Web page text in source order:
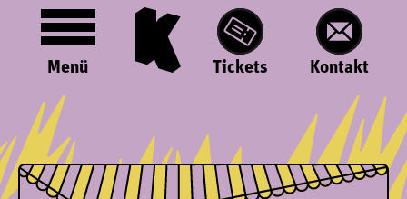
Menü Tickets Kontakt